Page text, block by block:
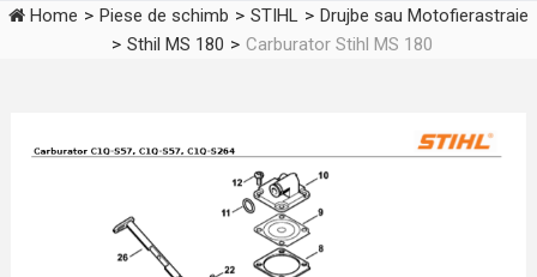
Home > Piese de schimb > STIHL > Drujbe sau Motofierastraie
> Sthil MS 180 > Carburator Stihl MS 180